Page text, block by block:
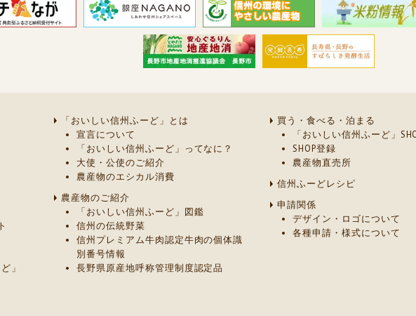
」
「おいしい信州ふーど」とは
宣言について
「おいしい信州ふーど」ってなに？
大使・公使のご紹介
農産物のエシカル消費
農産物のご紹介
「おいしい信州ふーど」図鑑
信州の伝統野菜
信州プレミアム牛肉認定牛肉の個体識
別番号情報
長野県原産地呼称管理制度認定品
買う・食べる・泊まる
「おいしい信州ふーど」
SHOP登録
農産物直売所
信州ふーどレシピ
申請関係
デザイン・ロゴについて
各種申請・様式について